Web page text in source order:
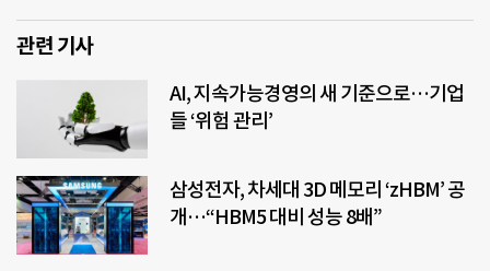
관련 기사
AI, 지속가능경영의 새 기준으로…기업
들 ‘위험 관리’
삼성전자, 차세대 3D 메모리 ‘zHBM’ 공
개…“HBM5 대비 성능 8배”